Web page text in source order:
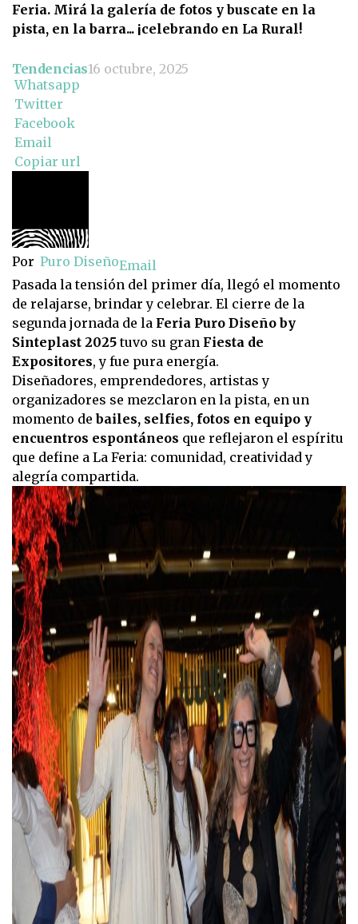
Feria. Mirá la galería de fotos y buscate en la
pista, en la barra... ¡celebrando en La Rural!
Tendencias16 octubre, 2025
Whatsapp
Twitter
Facebook
Email
Copiar url
Por Puro DiseñoEmail
Pasada la tensión del primer día, llegó el momento
de relajarse, brindar y celebrar. El cierre de la
segunda jornada de la Feria Puro Diseño by
Sinteplast 2025tuvo su gran Fiesta de
Expositores, y fue pura energía.
Diseñadores, emprendedores, artistas y
organizadores se mezclaron en la pista, en un
momento debailes, selfies, fotos en equipo y
encuentros espontáneos que reflejaron el espíritu
que define a La Feria: comunidad, creatividad y
alegría compartida.